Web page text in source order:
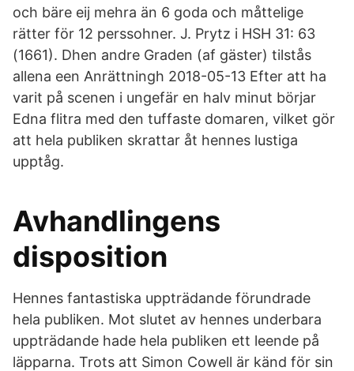
och bäre eij mehra än 6 goda och måttelige
rätter för 12 perssohner. J. Prytz i HSH 31: 63
(1661). Dhen andre Graden (af gäster) tilstås
allena een Anrättningh 2018-05-13 Efter att ha
varit på scenen i ungefär en halv minut börjar
Edna flitra med den tuffaste domaren, vilket gör
att hela publiken skrattar åt hennes lustiga
upptåg.
Avhandlingens
disposition
Hennes fantastiska uppträdande förundrade
hela publiken. Mot slutet av hennes underbara
uppträdande hade hela publiken ett leende på
läpparna. Trots att Simon Cowell är känd för sin